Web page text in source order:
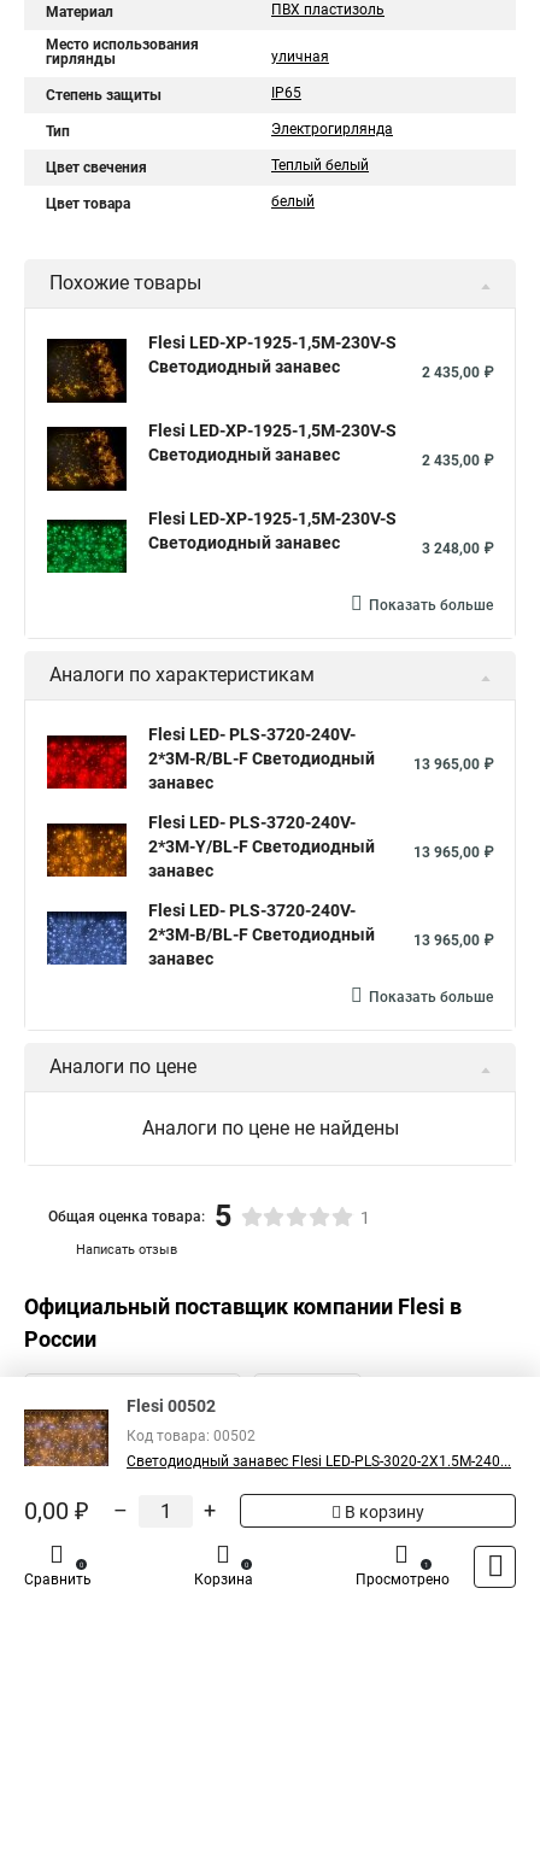
Материал ПВХ пластизоль
Место использования
гирлянды
уличная
Степень защиты IP65
Тип Электрогирлянда
Цвет свечения Теплый белый
Цвет товара белый
Похожие товары
Flesi LED-XP-1925-1,5M-230V-S
Светодиодный занавес
2 435,00 ₽
Flesi LED-XP-1925-1,5M-230V-S
Светодиодный занавес
2 435,00 ₽
Flesi LED-XP-1925-1,5M-230V-S
Светодиодный занавес
3 248,00 ₽
Показать больше
Аналоги по характеристикам
Flesi LED- PLS-3720-240V-
2*3М-R/BL-F Светодиодный
занавес
13 965,00 ₽
Flesi LED- PLS-3720-240V-
2*3М-Y/BL-F Светодиодный
занавес
13 965,00 ₽
Flesi LED- PLS-3720-240V-
2*3М-B/BL-F Светодиодный
занавес
13 965,00 ₽
Показать больше
Аналоги по цене
Аналоги по цене не найдены
Написать отзыв
Общая оценка товара: 5 1
Официальный поставщик компании Flesi в
России
Flesi 00502
Код товара: 00502
Светодиодный занавес Flesi LED-PLS-3020-2X1.5M-240...
0,00 ₽ – + В корзину
Сравнить
0
Корзина
0
Просмотрено
1